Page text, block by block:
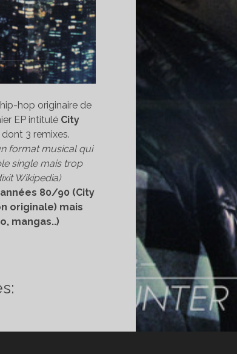
hop originaire de
EP intitulé City
3 remixes.
format musical qui
single mais trop
Wikipedia)
80/90 (City
originale) mais
mangas..)